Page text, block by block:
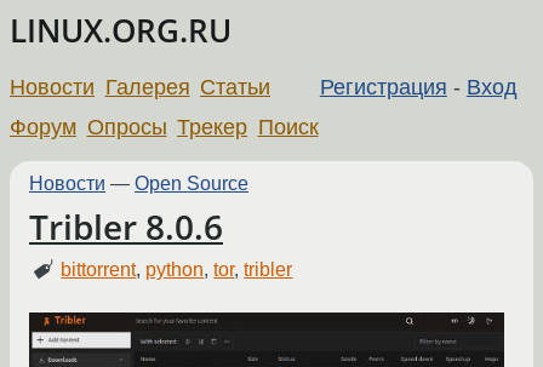
LINUX.ORG.RU
Регистрация - Вход
Новости Галерея Статьи
Форум Опросы Трекер Поиск
Новости — Open Source
Tribler 8.0.6
bittorrent, python,tor,tribler